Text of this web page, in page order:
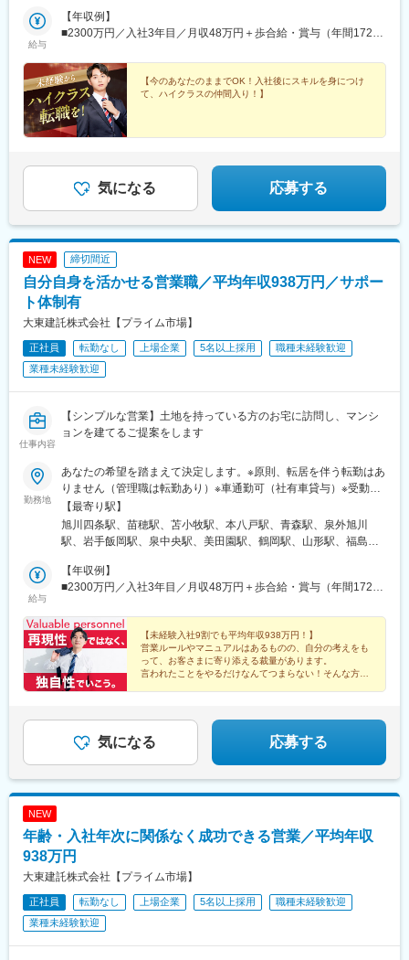
知駅前駅、後免西町駅、昭和町通駅、広瀬通駅、大通駅、芝公園
駅、新高島駅、国際センター駅、神戸三宮駅(阪神)、銀山町駅、加
四天王寺前夕陽ケ丘駅、大国町駅、森小路駅、昭和町駅(大阪府)、
花園町駅、細井川駅、梅田駅(地下鉄)、針中野駅、長田駅(神戸市
営)、市民広場駅、舟入本町駅、家庭裁判所前駅、味噌天神前駅、
京橋駅(東京都)、銀座一丁目駅、麻布十番駅、東新宿駅、飯田橋
駅、五反田駅、下北沢駅、西日暮里駅(舎人ライナー)、板橋区役所
駅、武雄温泉駅、浦和駅、熊谷駅、志茂駅、宇治山田駅、播磨
駅、面白山高原駅、伊勢中川駅、かみのやま温泉駅、新庄駅、新
下関駅、清流新岩国駅、新山口駅、富士急ハイランド駅、石和温
宿駅、鹿児島中央駅前駅、森岳駅、角館駅、東能代駅、燕三条
駅、村上駅(新潟県)、ガーラ湯沢駅、新横浜駅、大船駅、小田原
駅、鰺ケ沢駅、新青森駅、本八戸駅、三島駅、沼津駅、熱海駅、
加賀温泉駅、東金沢駅、小松駅、賀来駅、由布院駅、南風崎駅、
長崎駅前駅、塩尻駅、松本駅、権堂駅、米子空港駅(鉄道)、境港
屋駅、阿波大谷駅、東武ワールドスクウェア駅、日光駅、間藤
駅、大和八木駅、大和西大寺駅、近鉄奈良駅、鐘釣駅、欅平駅、
オークスカナルパークホテル富山前、芦原温泉駅、九頭竜湖駅、
敦賀駅、太宰府駅、博多駅、門司港駅、泉駅(常磐線)、会津若松
駅、新白河駅、三ノ宮駅、西明石駅、小樽駅、新千歳空港駅(鉄
道)、新函館北斗駅、貴志駅、白浜駅、和歌山市駅、海浜幕張駅、
北参道駅、広瀬通駅、なにわ橋駅、さっぽろ駅、函館駅前駅、弘
前東高前駅、曽根田駅、工機前駅、足利市駅、中央前橋駅、西桐
生駅、本川越駅、京成千葉駅、船橋駅、市川駅、京王八王子駅、
布田駅、半蔵門駅、日本橋駅(東京都)、溜池山王駅、新宿御苑前
駅、新高島駅、京急川崎駅、逸見駅、北鉄金沢駅、福井駅(福井
県)、名鉄岐阜駅、新浜松駅、新静岡駅、名古屋駅、新豊田駅、名
鉄一宮駅、新豊橋駅、岡崎公園前駅、上栄町駅、九条駅(京都府)、
八木西口駅、生駒駅、香芝駅、田中口駅、岡山駅前駅、倉敷市
駅、眉山ロープウェイ山麓駅、高松築港駅、後免町駅(軌道線)、西
後温泉駅、嵯峨嵐山駅、嵐電嵯峨駅、市立体育館前駅、広電宮島
口駅、高知駅前駅、後免中町駅、伊勢市駅、新岩国駅、高見橋
駅、三島広小路駅、ハウステンボス駅、五島町駅、西松本駅、中
浜駅、電鉄出雲市駅、池谷駅、東武日光駅、インテック本社前
駅、祇園駅(福岡県)、九州鉄道記念館駅、三宮駅(神戸市営)、三宮
(北海道)、仙台駅、栄町駅(千葉県)、京成船橋駅、四ツ谷駅、八丁
堀駅(東京都)、赤坂見附駅、東新宿駅、高島町駅、汐入駅、富山駅
鉄名古屋駅、西一宮駅、駅前駅、島ノ関駅、東寺駅、大阪駅、花
田口駅、高速神戸駅、香櫨園駅、宝山寺駅、西川緑道公園駅、猿
猴橋町駅、後免東町駅、天神駅、二本木口駅、桜島桟橋通駅、南
町駅、水前寺駅、後免西町駅、鹿児島中央駅
活事情に配慮して働きやすい環境づくりを進めています。
松本駅、不二越駅、金沢駅、新福井駅、江曽島駅、小山駅、太田
駅(群馬県)、前橋大島駅、高崎駅、新白岡駅、上熊谷駅、北上尾
木駅、東所沢駅、春日部駅、越谷駅、三郷中央駅、水戸駅、つく
ば駅、守谷駅、柏の葉キャンパス駅、公津の杜駅、県庁前駅(千葉
県)、上総村上駅、八千代緑が丘駅、東松戸駅、西船橋駅、三鷹
駅、恋ケ窪駅、武蔵砂川駅、甲州街道駅、河辺駅、北八王子駅、
町田駅、相模原駅、百合ケ丘駅、津田山駅、東門前駅、仲町台
奈川県)、六会日大前駅、社家駅、宮山駅、富水駅、常永駅、御殿
場駅、三島広小路駅、富士根駅、清水駅(静岡県)、東静岡駅、藤枝
駅、高塚駅、自動車学校前駅、船町駅、豊川駅、岡崎駅、亀島
県)、藤が丘駅(愛知県)、鳴子北駅、南大高駅、小泉駅、二十軒
駅、岐南駅、東大垣駅、益生駅、赤堀駅、南が丘駅、彦根駅、瀬
田駅(滋賀県)、福知山駅、桂駅、東野駅(京都府)、伏見駅(京都
府)、藤阪駅、星ケ丘駅(大阪府)、池田駅(大阪府)、門真南駅、水無
瀬駅、ＪＲ総持寺駅、荒本駅、河内天美駅、深井駅、泉佐野駅、
尼崎駅(阪神線)、打出駅、西明石駅、別府駅(兵庫県)、手柄駅、網
干駅、新大宮駅、大和八木駅、和歌山駅、眉山ロープウェイ山麓
駅、三条駅(香川県)、松山駅(愛媛県)、桟橋通二丁目駅、備前西市
駅、岡山駅、倉敷駅、鳥取駅、松江駅、東福山駅、松永駅、東広
駅、西黒崎駅、吉塚駅、古賀駅、橋本駅(福岡県)、春日原駅、御井
駅、佐賀駅、大橋駅(長崎県)、中佐世保駅、大分駅、西里駅、平成
船駅、大師橋駅、伊勢佐木長者町駅、南林間駅、長沼駅(静岡県)、
浄心駅、成岩駅、三柿野駅、中川原駅、宮之阪駅、上牧駅(大阪
府)、田中口駅、大手町駅(愛媛県)、桟橋通三丁目駅、岡山駅前
駅、倉敷市駅、比治山橋駅、横川一丁目駅、熊西駅、佐世保中央
駅、郡元駅(鹿児島市電)、黄金町駅、古庄駅、島本駅、ＪＲ松山駅
前駅、桟橋通一丁目駅、皆実町二丁目駅、横川駅、黒崎駅前駅、
佐世保駅、郡元・南駅
給与
【年収例】
■2300万円／入社3年目／月収48万円＋歩合給・賞与（年間1724
【今のあなたのままでOK！入社後にスキルを身につけ
て、ハイクラスの仲間入り！】
気になる 応募する
NEW 締切間近
自分自身を活かせる営業職／平均年収938万円／サポー
ト体制有
大東建託株式会社【プライム市場】
正社員 転勤なし 上場企業 5名以上採用
職種未経験歓迎
業種未経験歓迎
仕事内容
【シンプルな営業】土地を持っている方のお宅に訪問し、マンシ
ョンを建てるご提案をします
勤務地
あなたの希望を踏まえて決定します。※原則、転居を伴う転勤はあ
りません（管理職は転勤あり）※車通勤可（社有車貸与）※受動喫
煙対策あり※支店ごと常に募集人数の変動があります。配属希望支
店の空き状況は、ご応募時にご確認ください【本社】東京都港区
港南2-16-1 品川イーストワンタワー21～24階（各線「品川駅」
活事情に配慮して働きやすい環境づくりを進めています。
【最寄り駅】
旭川四条駅、苗穂駅、苫小牧駅、本八戸駅、青森駅、泉外旭川
駅、岩手飯岡駅、泉中央駅、美田園駅、鶴岡駅、山形駅、福島駅
松本駅、不二越駅、金沢駅、新福井駅、江曽島駅、小山駅、太田
駅(群馬県)、前橋大島駅、高崎駅、新白岡駅、上熊谷駅、北上尾
木駅、東所沢駅、春日部駅、越谷駅、三郷中央駅、水戸駅、つく
ば駅、守谷駅、柏の葉キャンパス駅、公津の杜駅、県庁前駅(千葉
県)、上総村上駅、八千代緑が丘駅、東松戸駅、西船橋駅、三鷹
駅、恋ケ窪駅、武蔵砂川駅、甲州街道駅、河辺駅、北八王子駅、
町田駅、相模原駅、百合ケ丘駅、津田山駅、東門前駅、仲町台
奈川県)、六会日大前駅、社家駅、宮山駅、富水駅、常永駅、御殿
場駅、三島広小路駅、富士根駅、清水駅(静岡県)、東静岡駅、藤枝
駅、高塚駅、自動車学校前駅、船町駅、豊川駅、岡崎駅、亀島
田駅(滋賀県)、福知山駅、桂駅、東野駅(京都府)、伏見駅(京都
府)、藤阪駅、星ケ丘駅(大阪府)、池田駅(大阪府)、門真南駅、水無
瀬駅、ＪＲ総持寺駅、荒本駅、河内天美駅、深井駅、泉佐野駅、
尼崎駅(阪神線)、打出駅、西明石駅、別府駅(兵庫県)、手柄駅、網
干駅、新大宮駅、大和八木駅、和歌山駅、眉山ロープウェイ山麓
駅、三条駅(香川県)、松山駅(愛媛県)、桟橋通二丁目駅、備前西市
駅、岡山駅、倉敷駅、鳥取駅、松江駅、東福山駅、松永駅、東広
給与
【年収例】
■2300万円／入社3年目／月収48万円＋歩合給・賞与（年間1724
【未経験入社9割でも平均年収938万円！】
営業ルールやマニュアルはあるものの、自分の考えをも
って、お客さまに寄り添える裁量があります。
言われたことをやるだけなんてつまらない！そんな方ほ
気になる 応募する
NEW
年齢・入社年次に関係なく成功できる営業／平均年収
938万円
大東建託株式会社【プライム市場】
正社員 転勤なし 上場企業 5名以上採用
職種未経験歓迎
業種未経験歓迎